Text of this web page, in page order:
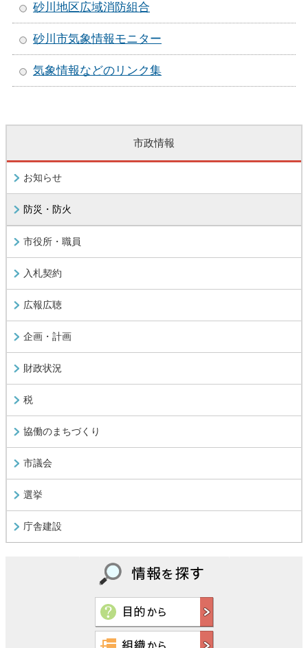
砂川地区広域消防組合
砂川市気象情報モニター
気象情報などのリンク集
市政情報
お知らせ
防災・防火
市役所・職員
入札契約
広報広聴
企画・計画
財政状況
税
協働のまちづくり
市議会
選挙
庁舎建設